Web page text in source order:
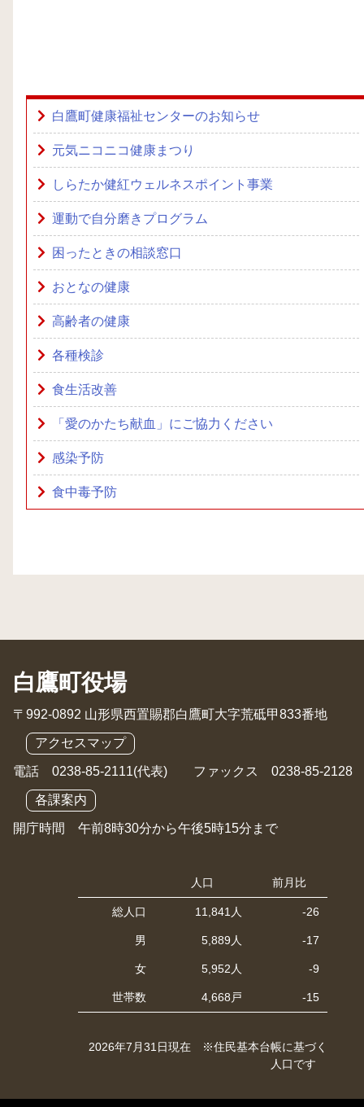
白鷹町健康福祉センターのお知らせ
元気ニコニコ健康まつり
しらたか健紅ウェルネスポイント事業
運動で自分磨きプログラム
困ったときの相談窓口
おとなの健康
高齢者の健康
各種検診
食生活改善
「愛のかたち献血」にご協力ください
感染予防
食中毒予防
白鷹町役場
〒992-0892 山形県西置賜郡白鷹町大字荒砥甲833番地
アクセスマップ
電話 0238-85-2111(代表) ファックス 0238-85-2128
各課案内
開庁時間 午前8時30分から午後5時15分まで
人口 前月比
総人口 11,841人 -26
男 5,889人 -17
女 5,952人 -9
世帯数 4,668戸 -15
2026年7月31日現在 ※住民基本台帳に基づく
人口です